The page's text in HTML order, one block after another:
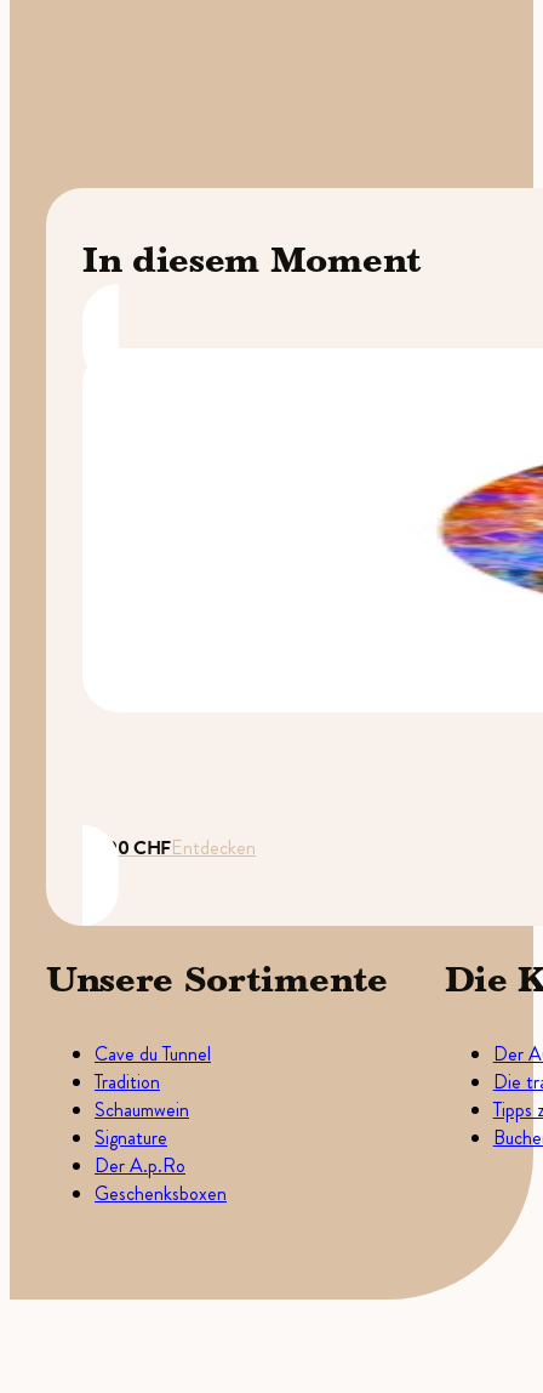
In diesem Moment
35.00CHFEntdecken
Unsere Sortimente
Cave du Tunnel
Tradition
Schaumwein
Signature
Der A.p.Ro
Geschenksboxen
Die
Der
Die
Tipps